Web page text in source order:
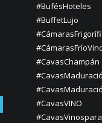
#BufésHoteles
#BuffetLujo
#CavasChampán
#CavasVINO